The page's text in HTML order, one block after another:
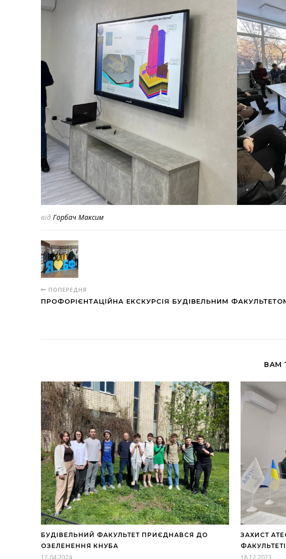
від Горбач Максим
ПОПЕРЕДНЯ
ПРОФОРІЄНТАЦІЙНА ЕКСКУРСІЯ БУДІВЕЛЬНИМ
ВАМ
БУДІВЕЛЬНИЙ ФАКУЛЬТЕТ ПРИЄДНАВСЯ ДО
ОЗЕЛЕНЕННЯ КНУБА
12.04.2024
ЗАХИСТ
ФАКУЛЬТЕТІ
18.12.2023